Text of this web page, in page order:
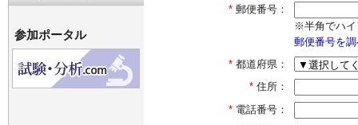
* 郵便番号：
※半角でハイ
郵便番号を
* 都道府県：
* 住所：
* 電話番号：
参加ポータル